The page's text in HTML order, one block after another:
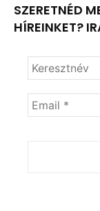
SZERETNÉD
HÍREINKET?